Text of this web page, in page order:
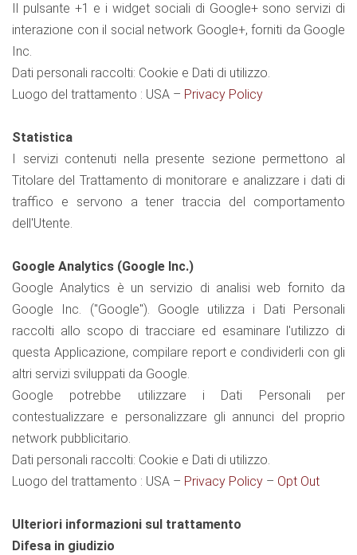
Il pulsante +1 e i widget sociali di Google+ sono servizi di
interazione con il social network Google+, forniti da Google
Inc.
Dati personali raccolti: Cookie e Dati di utilizzo.
Luogo del trattamento : USA – Privacy Policy
Statistica
I servizi contenuti nella presente sezione permettono al
Titolare del Trattamento di monitorare e analizzare i dati di
traffico e servono a tener traccia del comportamento
dell'Utente.
Google Analytics (Google Inc.)
Google Analytics è un servizio di analisi web fornito da
Google Inc. ("Google"). Google utilizza i Dati Personali
raccolti allo scopo di tracciare ed esaminare l'utilizzo di
questa Applicazione, compilare report e condividerli con gli
altri servizi sviluppati da Google.
Google potrebbe utilizzare i Dati Personali per
contestualizzare e personalizzare gli annunci del proprio
network pubblicitario.
Dati personali raccolti: Cookie e Dati di utilizzo.
Luogo del trattamento : USA – Privacy Policy – Opt Out
Ulteriori informazioni sul trattamento
Difesa in giudizio